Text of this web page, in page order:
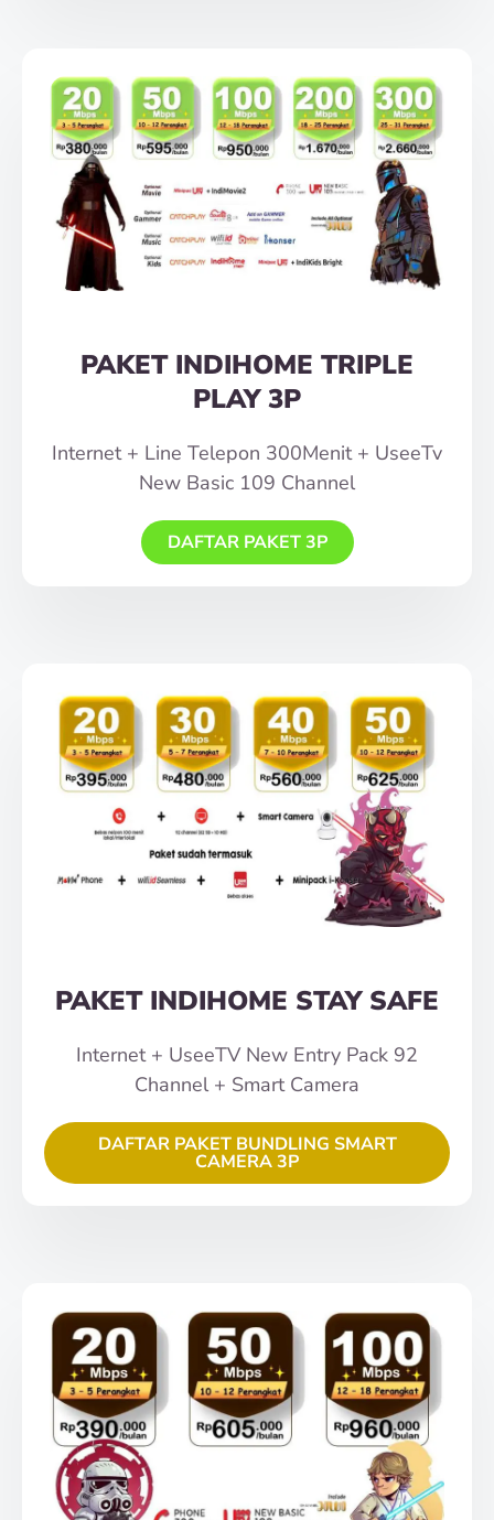
PAKET INDIHOME TRIPLE
PLAY 3P
Internet + Line Telepon 300Menit + UseeTv
New Basic 109 Channel
DAFTAR PAKET 3P
PAKET INDIHOME STAY SAFE
Internet + UseeTV New Entry Pack 92
Channel + Smart Camera
DAFTAR PAKET BUNDLING SMART
CAMERA 3P